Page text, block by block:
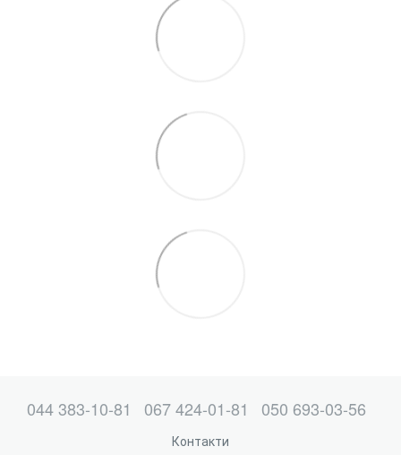
044 383-10-81 067 424-01-81 050 693-03-56
Контакти